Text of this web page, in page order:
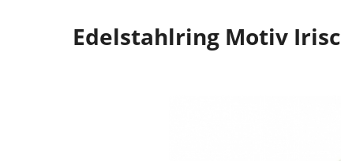
Edelstahlring Motiv